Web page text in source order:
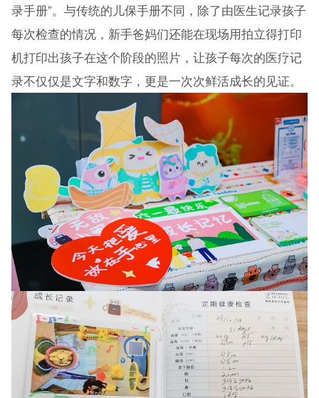
录手册”。与传统的儿保手册不同，除了由医生记录孩子
每次检查的情况，新手爸妈们还能在现场用拍立得打印
机打印出孩子在这个阶段的照片，让孩子每次的医疗记
录不仅仅是文字和数字，更是一次次鲜活成长的见证。